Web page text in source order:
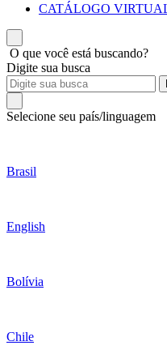
CATÁLOGO
O que você está buscando?
Digite sua busca
Selecione seu país/linguagem
Brasil
English
Bolívia
Chile